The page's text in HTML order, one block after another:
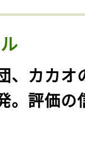
、カカオ
。評価の